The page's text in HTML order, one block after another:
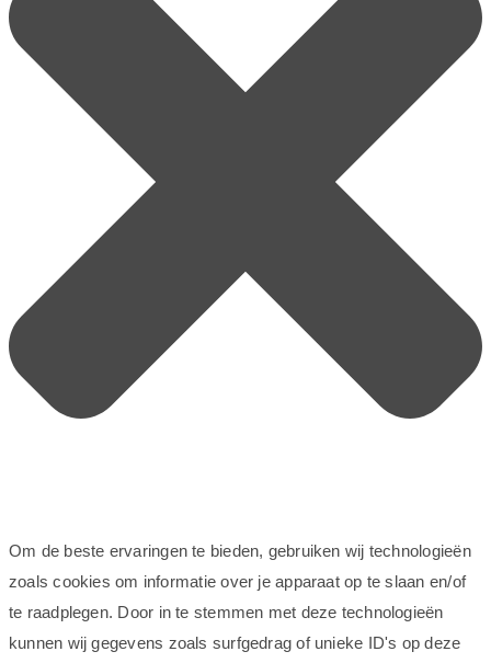
Om de beste ervaringen te bieden, gebruiken wij technologieën
zoals cookies om informatie over je apparaat op te slaan en/of
te raadplegen. Door in te stemmen met deze technologieën
kunnen wij gegevens zoals surfgedrag of unieke ID's op deze